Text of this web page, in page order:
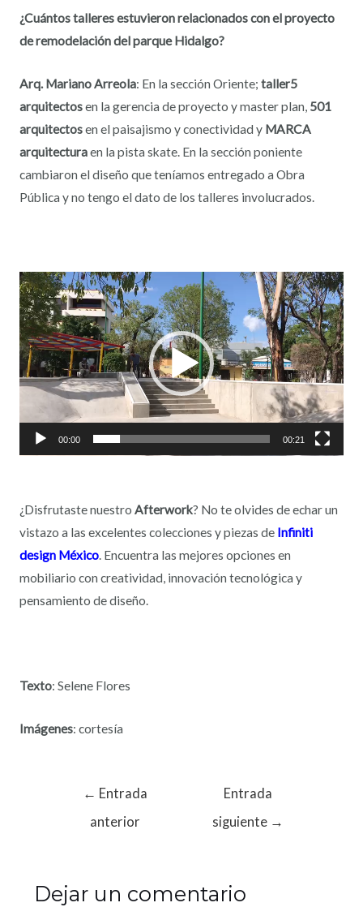
¿Cuántos talleres estuvieron relacionados con el proyecto
de remodelación del parque Hidalgo?
Arq. Mariano Arreola: En la sección Oriente; taller5
arquitectosen la gerencia de proyecto y master plan, 501
arquitectosen el paisajismo y conectividad y MARCA
arquitecturaen la pista skate. En la sección poniente
cambiaron el diseño que teníamos entregado a Obra
Pública y no tengo el dato de los talleres involucrados.
Reproductor
de
vídeo
00:00 00:21
¿Disfrutaste nuestro Afterwork? No te olvides de echar un
vistazo a las excelentes colecciones y piezas de Infiniti
design México. Encuentra las mejores opciones en
mobiliario con creatividad, innovación tecnológica y
pensamiento de diseño.
Texto: Selene Flores
Imágenes: cortesía
← Entrada
anterior
Entrada
siguiente →
Dejar un comentario